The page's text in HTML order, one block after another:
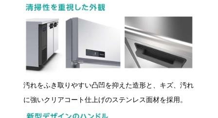
汚れをふき取りやすい凸凹を抑えた造形と、キズ、汚れ
に強いクリアコート仕上げのステンレス面材を採用。